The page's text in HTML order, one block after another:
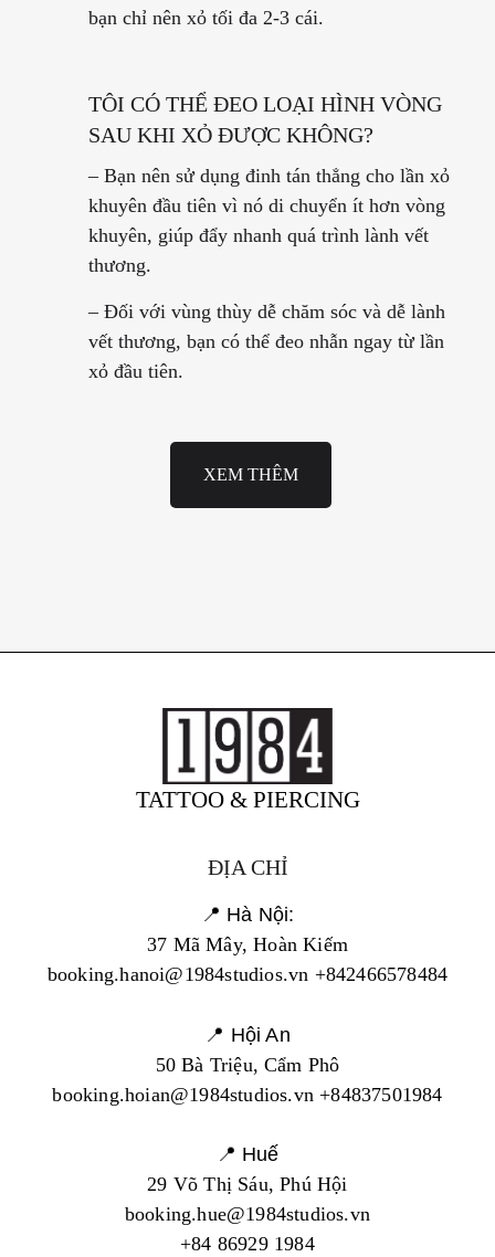
bạn chỉ nên xỏ tối đa 2-3 cái.
TÔI CÓ THỂ ĐEO LOẠI HÌNH VÒNG
SAU KHI XỎ ĐƯỢC KHÔNG?
– Bạn nên sử dụng đinh tán thẳng cho lần xỏ
khuyên đầu tiên vì nó di chuyển ít hơn vòng
khuyên, giúp đẩy nhanh quá trình lành vết
thương.
– Đối với vùng thùy dễ chăm sóc và dễ lành
vết thương, bạn có thể đeo nhẫn ngay từ lần
xỏ đầu tiên.
XEM THÊM
TATTOO & PIERCING
ĐỊA CHỈ
📍 Hà Nội:
37 Mã Mây, Hoàn Kiếm
booking.hanoi@1984studios.vn +842466578484
📍 Hội An
50 Bà Triệu, Cẩm Phô
booking.hoian@1984studios.vn +84837501984
📍 Huế
29 Võ Thị Sáu, Phú Hội
booking.hue@1984studios.vn
+84 86929 1984